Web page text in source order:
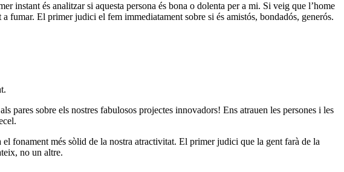
és analitzar si aquesta persona és bona o dolenta per a mi. Si veig que l’home
fumar. El primer judici el fem immediatament sobre si és amistós, bondadós, generós.
pares sobre els nostres fabulosos projectes innovadors! Ens atrauen les persones i les
fonament més sòlid de la nostra atractivitat. El primer judici que la gent farà de la
no un altre.